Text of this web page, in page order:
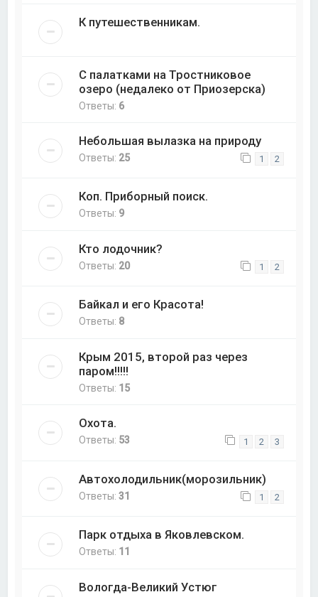
К путешественникам.
С палатками на Тростниковое
озеро (недалеко от Приозерска)
Ответы: 6
Небольшая вылазка на природу
Ответы: 25 1 2
Коп. Приборный поиск.
Ответы: 9
Кто лодочник?
Ответы: 20 1 2
Байкал и его Красота!
Ответы: 8
Крым 2015, второй раз через
паром!!!!!
Ответы: 15
Охота.
Ответы: 53 1 2 3
Автохолодильник(морозильник)
Ответы:31 1 2
Парк отдыха в Яковлевском.
Ответы: 11
Вологда-Великий Устюг